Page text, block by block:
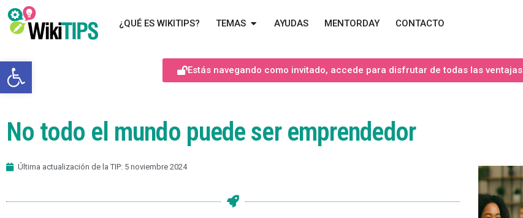
Abrir barra de herramientas
¿QUÉ ES WIKITIPS? TEMAS AYUDAS MENTORDAY CONTACTO
Estás navegando como invitado, accede para disfrutar de todas las ventajas
No todo el mundo puede ser emprendedor
Última actualización de la TIP: 5 noviembre 2024